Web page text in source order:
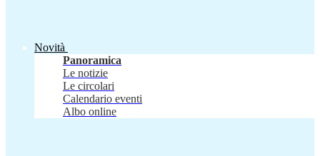
Novità
Panoramica
Le notizie
Le circolari
Calendario eventi
Albo online